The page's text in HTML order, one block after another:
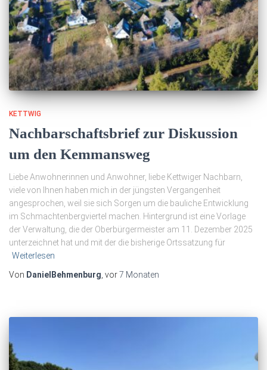
KETTWIG
Nachbarschaftsbrief zur Diskussion
um den Kemmansweg
Liebe Anwohnerinnen und Anwohner, liebe Kettwiger Nachbarn,
viele von Ihnen haben mich in der jüngsten Vergangenheit
angesprochen, weil sie sich Sorgen um die bauliche Entwicklung
im Schmachtenbergviertel machen. Hintergrund ist eine Vorlage
der Verwaltung, die der Oberbürgermeister am 11. Dezember 2025
unterzeichnet hat und mit der die bisherige Ortssatzung für
Weiterlesen
Von DanielBehmenburg , vor7 Monaten